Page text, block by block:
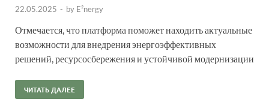
22.05.2025 - by E²nergy
Отмечается, что платформа поможет находить актуальные
возможности для внедрения энергоэффективных
решений, ресурсосбережения и устойчивой модернизации
ЧИТАТЬ ДАЛЕЕ